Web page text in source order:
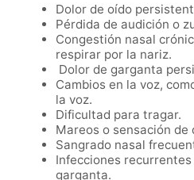
Dolor de oído
Pérdida de audición o
Congestión nasal
respirar por la nariz.
Dolor de garganta
Cambios en la voz,
la voz.
Dificultad para tragar.
Mareos o sensación de
Sangrado nasal
Infecciones
garganta.